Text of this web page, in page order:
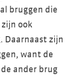
bruggen die
ook
Daarnaast zijn
want de
ander brug